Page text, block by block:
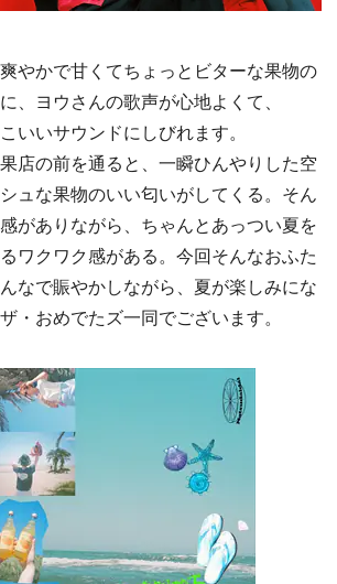
やかで甘くてちょっとビターな果物の
、ヨウさんの歌声が心地よくて、
いいサウンドにしびれます。
店の前を通ると、一瞬ひんやりした空
ュな果物のいい匂いがしてくる。そん
がありながら、ちゃんとあっつい夏を
ワクワク感がある。今回そんなおふた
なで賑やかしながら、夏が楽しみにな
・おめでたズ一同でございます。